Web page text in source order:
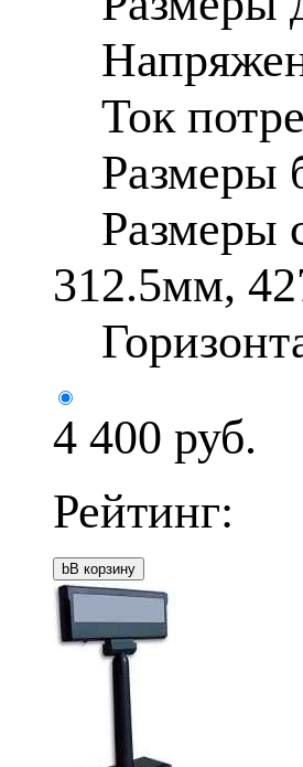
Ток
Размеры
Размеры
312.5мм,
4 400 руб.
Рейтинг:
bВ корзину